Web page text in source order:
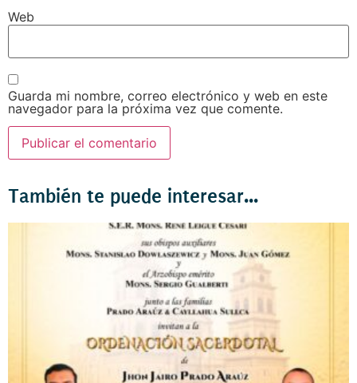
Web
Guarda mi nombre, correo electrónico y web en este
navegador para la próxima vez que comente.
También te puede interesar...